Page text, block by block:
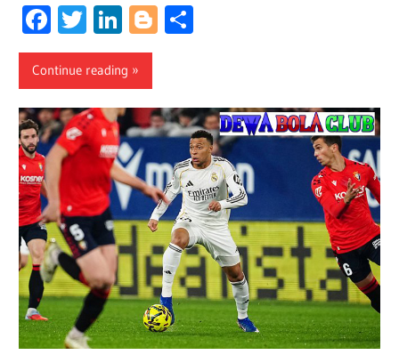
Facebook
Twitter
LinkedIn
Blogger
Continue reading